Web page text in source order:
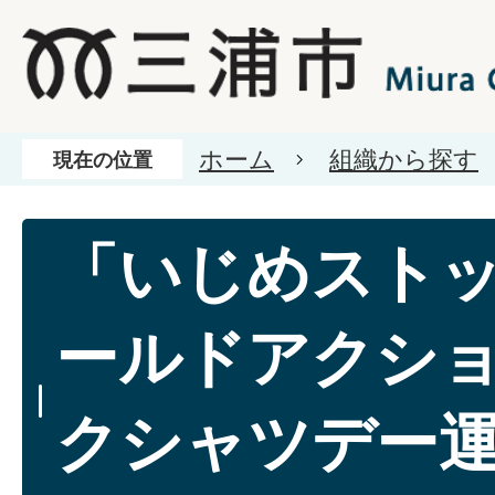
現在の位置 ホーム 組織から探す
「いじめスト
ールドアクシ
クシャツデー